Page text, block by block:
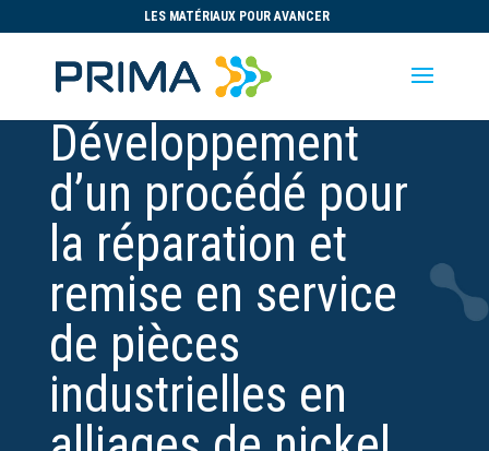
LES MATÉRIAUX POUR AVANCER
Développement
d’un procédé pour
la réparation et
remise en service
de pièces
industrielles en